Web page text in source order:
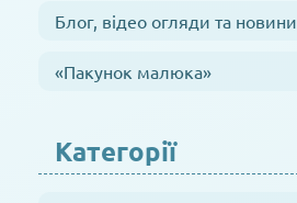
Блог, відео огляди та новини
«Пакунок малюка»
Категорії